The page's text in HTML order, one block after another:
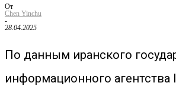
От
Chen Yinchu
-
28.04.2025
По данным иранского
информационного агентства